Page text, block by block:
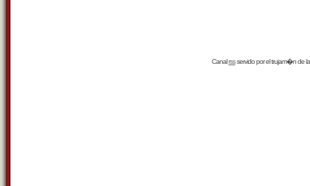
Canalrssservido por eltrujam�nde